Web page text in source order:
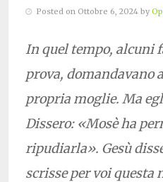
Posted on Ottobre 6, 2024 by
In quel tempo, alcuni
prova, domandavano
propria moglie. Ma
Dissero: «Mosè ha
ripudiarla». Gesù
scrisse per voi